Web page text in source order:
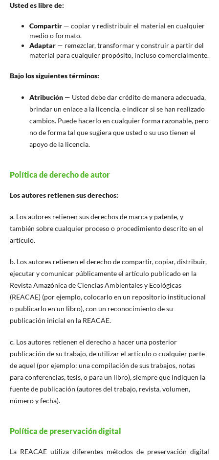
Usted es libre de:
Compartir— copiar y redistribuir el material en cualquier
medio o formato.
Adaptar— remezclar, transformar y construir a partir del
material para cualquier propósito, incluso comercialmente.
Bajo los siguientes términos:
Atribución— Usted debe dar crédito de manera adecuada,
brindar un enlace a la licencia, e indicar si se han realizado
cambios. Puede hacerlo en cualquier forma razonable, pero
no de forma tal que sugiera que usted o su uso tienen el
apoyo de la licencia.
Política de derecho de autor
Los autores retienen sus derechos:
a. Los autores retienen sus derechos de marca y patente, y
también sobre cualquier proceso o procedimiento descrito en el
artículo.
b. Los autores retienen el derecho de compartir, copiar, distribuir,
ejecutar y comunicar públicamente el artículo publicado en la
Revista Amazónica de Ciencias Ambientales y Ecológicas
(REACAE) (por ejemplo, colocarlo en un repositorio institucional
o publicarlo en un libro), con un reconocimiento de su
publicación inicial en la REACAE.
c. Los autores retienen el derecho a hacer una posterior
publicación de su trabajo, de utilizar el artículo o cualquier parte
de aquel (por ejemplo: una compilación de sus trabajos, notas
para conferencias, tesis, o para un libro), siempre que indiquen la
fuente de publicación (autores del trabajo, revista, volumen,
número y fecha).
Política de preservación digital
La REACAE utiliza diferentes métodos de preservación digital